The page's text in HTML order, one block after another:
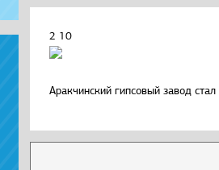
2 10
Аракчинский гипсовый завод